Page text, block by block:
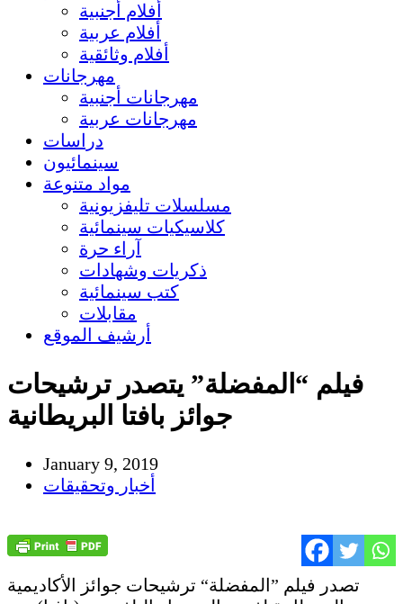
أفلام أجنبية
أفلام عربية
أفلام وثائقية
مهرجانات
مهرجانات أجنبية
مهرجانات عربية
دراسات
سينمائيون
مواد متنوعة
مسلسلات تليفزيونية
كلاسيكيات سينمائية
آراء حرة
ذكريات وشهادات
كتب سينمائية
مقابلات
أرشيف الموقع
فيلم “المفضلة” يتصدر ترشيحات
جوائز بافتا البريطانية
January 9, 2019
أخبار وتحقيقات
تصدر فيلم ”المفضلة“ ترشيحات جوائز الأكاديمية